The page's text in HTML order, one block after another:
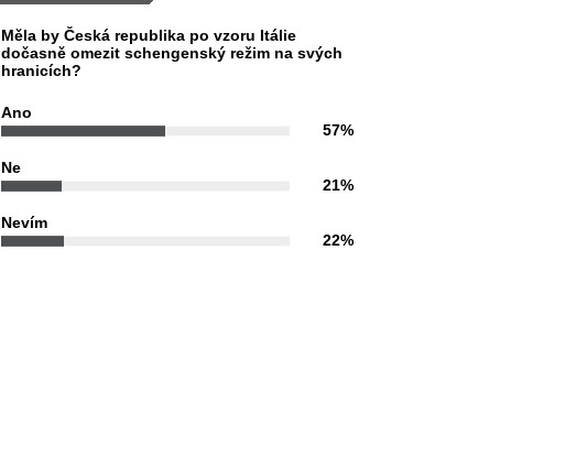
Měla by Česká republika po vzoru Itálie
dočasně omezit schengenský režim na svých
hranicích?
Ano
57%
Ne
21%
Nevím
22%